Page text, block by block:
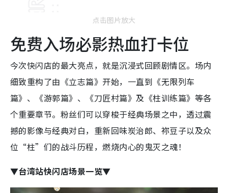
点击图片放大
免费入场必影热血打卡位
今次快闪店的最大亮点，就是沉浸式回顾剧情区。场内
细致重构了由《立志篇》开始，一直到《无限列车
篇》、《游郭篇》、《刀匠村篇》及《柱训练篇》等各
个重要章节。粉丝们可以穿梭于经典场景之中，透过震
撼的影像与经典对白，重新回味炭治郎、祢豆子以及众
位“柱”们的战斗历程，燃烧内心的鬼灭之魂！
▼台湾站快闪店场景一览▼